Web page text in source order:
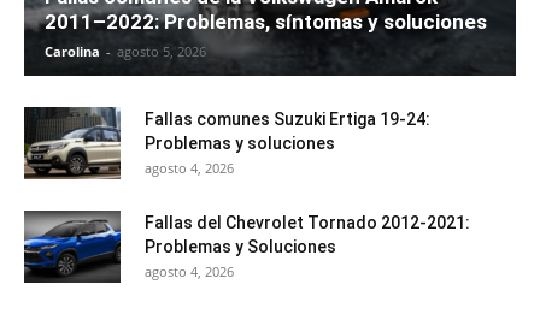
2011–2022: Problemas, síntomas y soluciones
Carolina - agosto 5, 2026
Fallas comunes Suzuki Ertiga 19-24:
Problemas y soluciones
agosto 4, 2026
Fallas del Chevrolet Tornado 2012-2021:
Problemas y Soluciones
agosto 4, 2026